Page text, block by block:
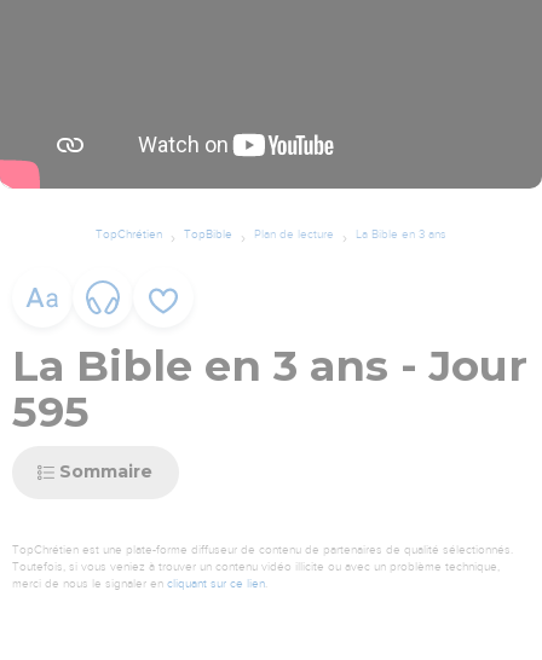
TopChrétien TopBible Plan de lecture La Bible en 3 ans
La Bible en 3 ans - Jour
595
Sommaire
TopChrétien est une plate-forme diffuseur de contenu de partenaires de qualité sélectionnés.
Toutefois, si vous veniez à trouver un contenu vidéo illicite ou avec un problème technique,
merci de nous le signaler en cliquant sur ce lien